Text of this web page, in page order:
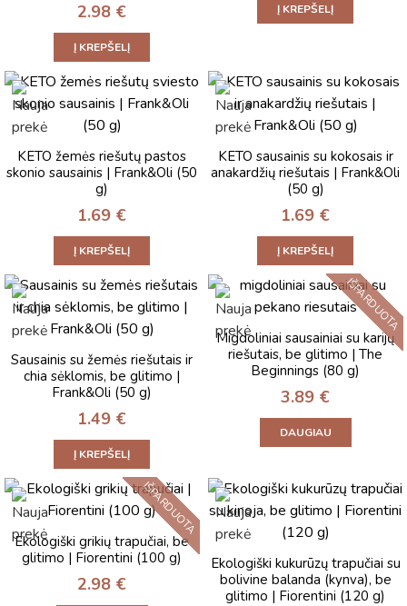
2.98 €
Į KREPŠELĮ
Į KREPŠELĮ
KETO žemės riešutų pastos
skonio sausainis | Frank&Oli (50
g)
1.69 €
Į KREPŠELĮ
KETO sausainis su kokosais ir
anakardžių riešutais | Frank&Oli
(50 g)
1.69 €
Į KREPŠELĮ
Sausainis su žemės riešutais ir
chia sėklomis, be glitimo |
Frank&Oli (50 g)
1.49 €
Į KREPŠELĮ
IŠPARDUOTA
Migdoliniai sausainiai su karijų
riešutais, be glitimo | The
Beginnings (80 g)
3.89 €
DAUGIAU
IŠPARDUOTA
Ekologiški grikių trapučiai, be
glitimo | Fiorentini (100 g)
2.98 €
Ekologiški kukurūzų trapučiai su
bolivine balanda (kynva), be
glitimo | Fiorentini (120 g)